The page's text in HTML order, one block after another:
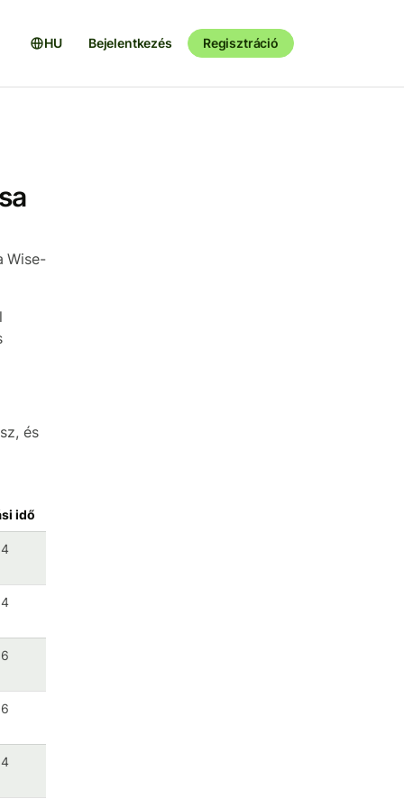
HU Bejelentkezés Regisztráció
Wise-
és
idő